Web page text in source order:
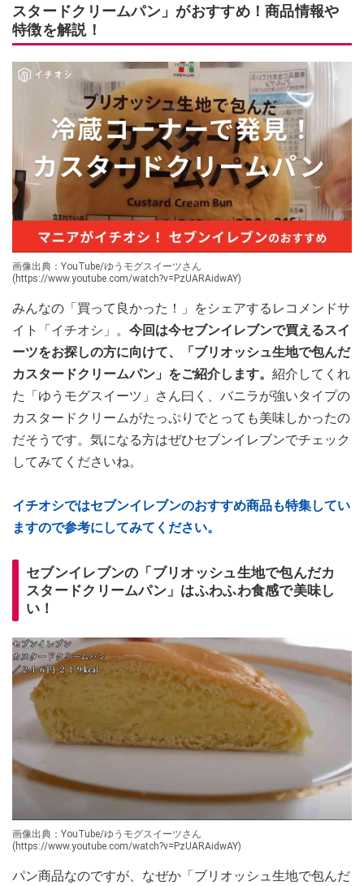
スタードクリームパン」がおすすめ！商品情報や
特徴を解説！
画像出典：YouTube/ゆうモグスイーツさん
(https://www.youtube.com/watch?v=PzUARAidwAY)
みんなの「買って良かった！」をシェアするレコメンドサ
イト「イチオシ」。 今回は今セブンイレブンで買えるスイ
ーツをお探しの方に向けて、「ブリオッシュ生地で包んだ
カスタードクリームパン」をご紹介します。 紹介してくれ
た「ゆうモグスイーツ」さん曰く、バニラが強いタイプの
カスタードクリームがたっぷりでとっても美味しかったの
だそうです。気になる方はぜひセブンイレブンでチェック
してみてくださいね。
イチオシではセブンイレブンのおすすめ商品も特集してい
ますので参考にしてみてください。
セブンイレブンの「ブリオッシュ生地で包んだカ
スタードクリームパン」はふわふわ食感で美味し
い！
画像出典：YouTube/ゆうモグスイーツさん
(https://www.youtube.com/watch?v=PzUARAidwAY)
パン商品なのですが、なぜか「ブリオッシュ生地で包んだ